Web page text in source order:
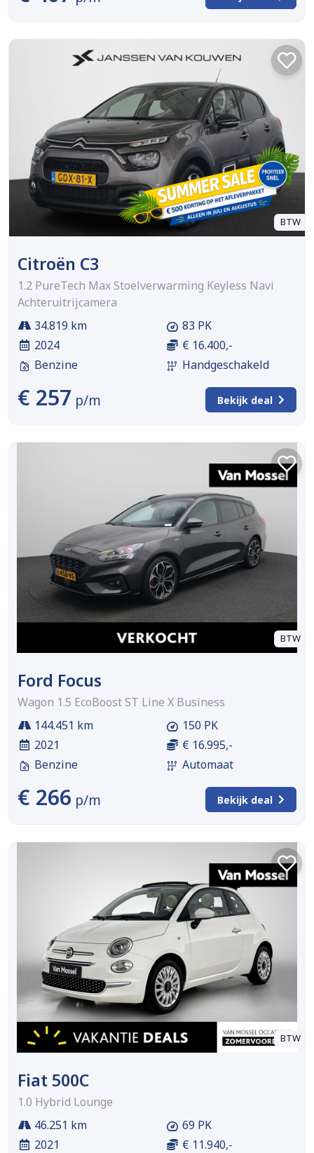
BTW
Citroën C3
1.2 PureTech Max Stoelverwarming Keyless Navi
Achteruitrijcamera
34.819 km
2024
Benzine
83 PK
€ 16.400,-
Handgeschakeld
€ 257 p/m Bekijk deal
BTW
Ford Focus
Wagon 1.5 EcoBoost ST Line X Business
144.451 km
2021
Benzine
150 PK
€ 16.995,-
Automaat
€ 266 p/m Bekijk deal
BTW
Fiat 500C
1.0 Hybrid Lounge
46.251 km
2021
69 PK
€ 11.940,-